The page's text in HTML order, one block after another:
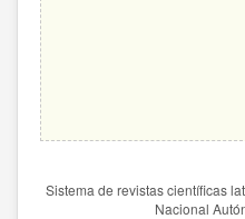
Sistema de revistas científicas
Nacional